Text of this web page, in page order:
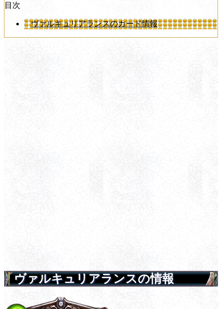
目次
ヴァルキュリアランスのカード情報
ヴァルキュリアランスの情報